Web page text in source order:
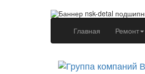
Главная (current)Ремонт